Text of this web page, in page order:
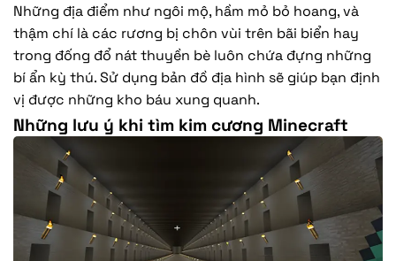
Những địa điểm như ngôi mộ, hầm mỏ bỏ hoang, và
thậm chí là các rương bị chôn vùi trên bãi biển hay
trong đống đổ nát thuyền bè luôn chứa đựng những
bí ẩn kỳ thú. Sử dụng bản đồ địa hình sẽ giúp bạn định
vị được những kho báu xung quanh.
Những lưu ý khi tìm kim cương Minecraft